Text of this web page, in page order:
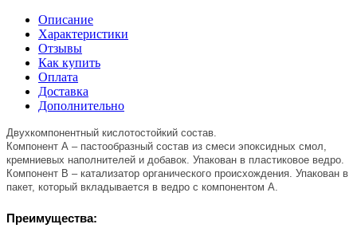
Описание
Характеристики
Отзывы
Как купить
Оплата
Доставка
Дополнительно
Двухкомпонентный кислотостойкий состав.
Компонент А – пастообразный состав из смеси эпоксидных смол,
кремниевых наполнителей и добавок. Упакован в пластиковое ведро.
Компонент В – катализатор органического происхождения. Упакован в
пакет, который вкладывается в ведро с компонентом А.
Преимущества: